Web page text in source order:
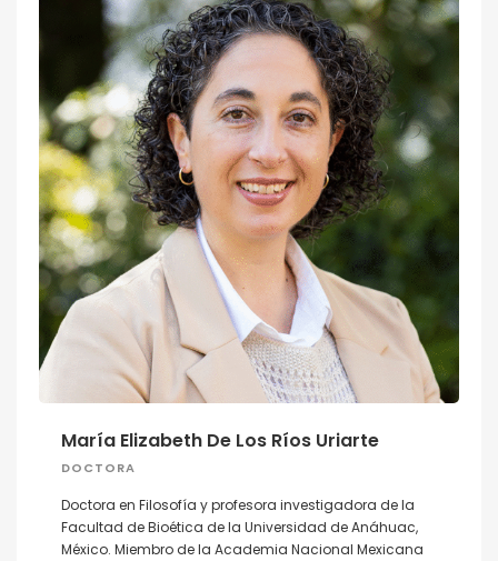
María Elizabeth De Los Ríos Uriarte
DOCTORA
Doctora en Filosofía y profesora investigadora de la
Facultad de Bioética de la Universidad de Anáhuac,
México. Miembro de la Academia Nacional Mexicana